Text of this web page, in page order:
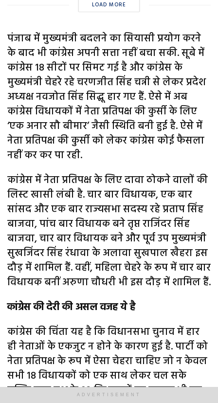
LOAD MORE
पंजाब में मुख्यमंत्री बदलने का सियासी प्रयोग करने
के बाद भी कांग्रेस अपनी सत्ता नहीं बचा सकी. सूबे में
कांग्रेस 18 सीटों पर सिमट गई है और कांग्रेस के
मुख्यमंत्री चेहरे रहे चरणजीत सिंह चन्नी से लेकर प्रदेश
अध्यक्ष नवजोत सिंह सिद्धू हार गए हैं. ऐसे में अब
कांग्रेस विधायकों में नेता प्रतिपक्ष की कुर्सी के लिए
‘एक अनार सौ बीमार’ जैसी स्थिति बनी हुई है. ऐसे में
नेता प्रतिपक्ष की कुर्सी को लेकर कांग्रेस कोई फैसला
नहीं कर कर पा रही.
कांग्रेस में नेता प्रतिपक्ष के लिए दावा ठोकने वालों की
लिस्ट खासी लंबी है. चार बार विधायक, एक बार
सांसद और एक बार राज्यसभा सदस्य रहे प्रताप सिंह
बाजवा, पांच बार विधायक बने तृप्त राजिंदर सिंह
बाजवा, चार बार विधायक बने और पूर्व उप मुख्यमंत्री
सुखजिंदर सिंह रंधावा के अलावा सुखपाल खैहरा इस
दौड़ में शामिल हैं. वहीं, महिला चेहरे के रूप में चार बार
विधायक बनीं अरुणा चौधरी भी इस दौड़ में शामिल हैं.
कांग्रेस की देरी की असल वजह ये है
कांग्रेस की चिंता यह है कि विधानसभा चुनाव में हार
ही नेताओं के एकजुट न होने के कारण हुई है. पार्टी को
नेता प्रतिपक्ष के रूप में ऐसा चेहरा चाहिए जो न केवल
सभी 18 विधायकों को एक साथ लेकर चल सके
बल्कि सत्ता पक्ष के 92 विधायकों का सामना भी कर
ADVERTISEMENT